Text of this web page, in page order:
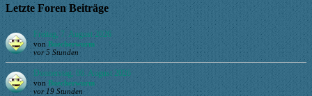
Letzte Foren Beiträge
Freitag, 7. August 2026
von Buecherwurm
vor 5 Stunden
Donnerstag, 06. August 2026
von Buecherwurm
vor 19 Stunden